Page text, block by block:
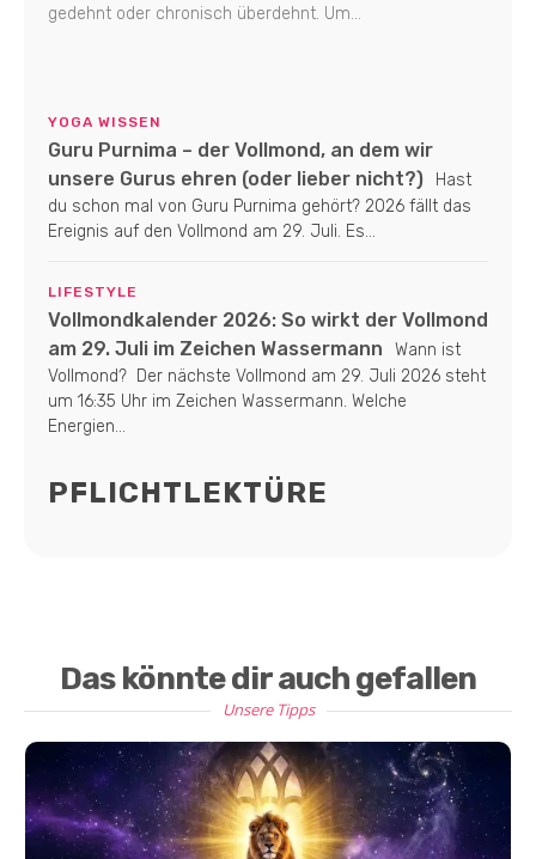
gedehnt oder chronisch überdehnt. Um...
YOGA WISSEN
Guru Purnima – der Vollmond, an dem wir
unsere Gurus ehren (oder lieber nicht?)
Hast
du schon mal von Guru Purnima gehört? 2026 fällt das
Ereignis auf den Vollmond am 29. Juli. Es...
LIFESTYLE
Vollmondkalender 2026: So wirkt der Vollmond
am 29. Juli im Zeichen Wassermann
Wann ist
Vollmond? Der nächste Vollmond am 29. Juli 2026 steht
um 16:35 Uhr im Zeichen Wassermann. Welche
Energien...
PFLICHTLEKTÜRE
Das könnte dir auch gefallen
Unsere Tipps